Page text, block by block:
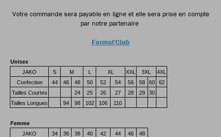
Votre commande sera payable en ligne et elle sera prise en compte
par notre partenaire
Formul'Club
Unisex
JAKO
S M L XL XXL 3XL
4XL
Confection
44 46 48 50 52 54 56 58 60
62
Tailles Courtes
24 25 26 27 28 29
30
Tailles Longues
94 98 102 106 110
Femme
JAKO
34 36 38 40 42 44 46
48